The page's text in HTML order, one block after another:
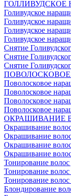
Голивудское
Голивудское
Голивудское
Голивудское
Снятие
Снятие
Снятие
Поволосковое
Поволосковое
Поволосковое
Поволосковое
ОКРАШИВАНИЕ
Окрашивание
Окрашивание
Окрашивание
Окрашивание
Тонирование
Тонирование
Тонирование
Блондирование